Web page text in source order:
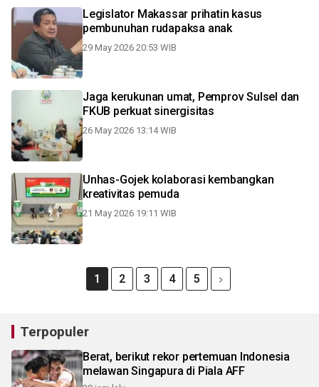
Legislator Makassar prihatin kasus
pembunuhan rudapaksa anak
29 May 2026 20:53 WIB
Jaga kerukunan umat, Pemprov Sulsel dan
FKUB perkuat sinergisitas
26 May 2026 13:14 WIB
Unhas-Gojek kolaborasi kembangkan
kreativitas pemuda
21 May 2026 19:11 WIB
1 2 3 4 5
Terpopuler
Berat, berikut rekor pertemuan Indonesia
melawan Singapura di Piala AFF